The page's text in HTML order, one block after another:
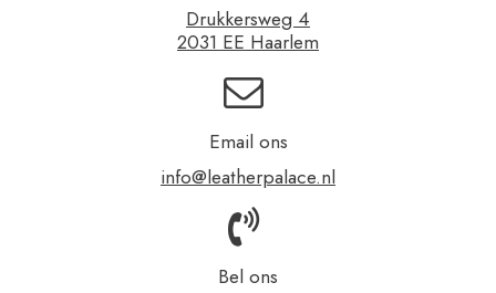
Drukkersweg 4
2031 EE Haarlem
Email ons
info@leatherpalace.nl
Bel ons